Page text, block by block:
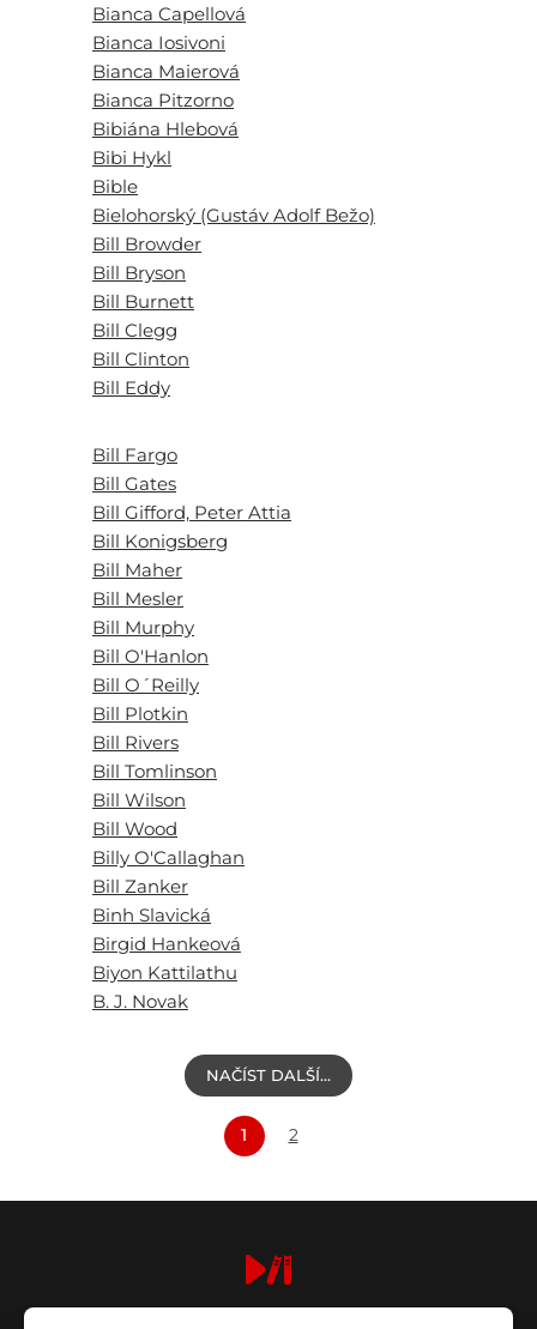
Bianca Capellová
Bianca Iosivoni
Bianca Maierová
Bianca Pitzorno
Bibiána Hlebová
Bibi Hykl
Bible
Bielohorský (Gustáv Adolf Bežo)
Bill Browder
Bill Bryson
Bill Burnett
Bill Clegg
Bill Clinton
Bill Eddy
Bill Fargo
Bill Gates
Bill Gifford, Peter Attia
Bill Konigsberg
Bill Maher
Bill Mesler
Bill Murphy
Bill O'Hanlon
Bill O´Reilly
Bill Plotkin
Bill Rivers
Bill Tomlinson
Bill Wilson
Bill Wood
Billy O'Callaghan
Bill Zanker
Binh Slavická
Birgid Hankeová
Biyon Kattilathu
B. J. Novak
NAČÍST DALŠÍ…
1 2